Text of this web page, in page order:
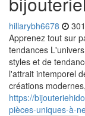
hillarybh6678
Apprenez tout sur
tendances
styles et de
l'attrait intemporel
créations
https://
pièces-uniques-à-